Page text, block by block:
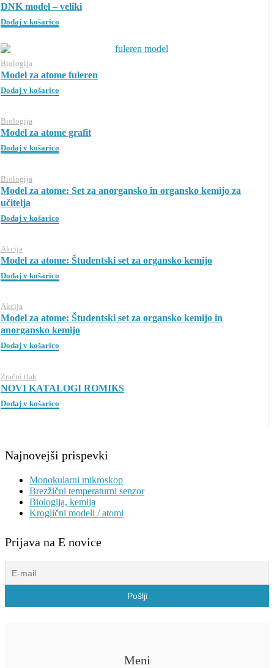
DNK model – veliki
Dodaj v košarico
Biologija
Model za atome fuleren
Dodaj v košarico
Biologija
Model za atome grafit
Dodaj v košarico
Biologija
Model za atome: Set za anorgansko in organsko kemijo za
učitelja
Dodaj v košarico
Akcija
Model za atome: Študentski set za organsko kemijo
Dodaj v košarico
Akcija
Model za atome: Študentski set za organsko kemijo in
anorgansko kemijo
Dodaj v košarico
Zračni tlak
NOVI KATALOGI ROMIKS
Dodaj v košarico
Najnovejši prispevki
Monokularni mikroskop
Brezžični temperaturni senzor
Biologija, kemija
Kroglični modeli / atomi
Prijava na E novice
Meni